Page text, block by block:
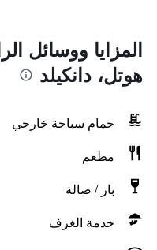
المزايا ووسائل
هوتل، دانكيلد
حمام سباحة خارجي
مطعم
بار / صالة
خدمة الغرف